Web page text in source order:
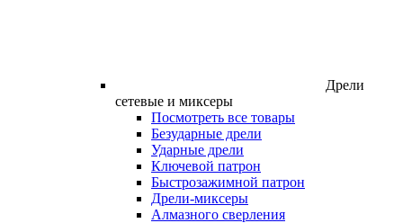
Дрели
сетевые и миксеры
Посмотреть все товары
Безударные дрели
Ударные дрели
Ключевой патрон
Быстрозажимной патрон
Дрели-миксеры
Алмазного сверления